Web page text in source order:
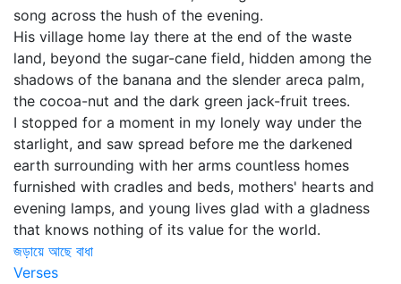
song across the hush of the evening.
His village home lay there at the end of the waste
land, beyond the sugar-cane field, hidden among the
shadows of the banana and the slender areca palm,
the cocoa-nut and the dark green jack-fruit trees.
I stopped for a moment in my lonely way under the
starlight, and saw spread before me the darkened
earth surrounding with her arms countless homes
furnished with cradles and beds, mothers' hearts and
evening lamps, and young lives glad with a gladness
that knows nothing of its value for the world.
জড়ায়ে আছে বাধা
Verses